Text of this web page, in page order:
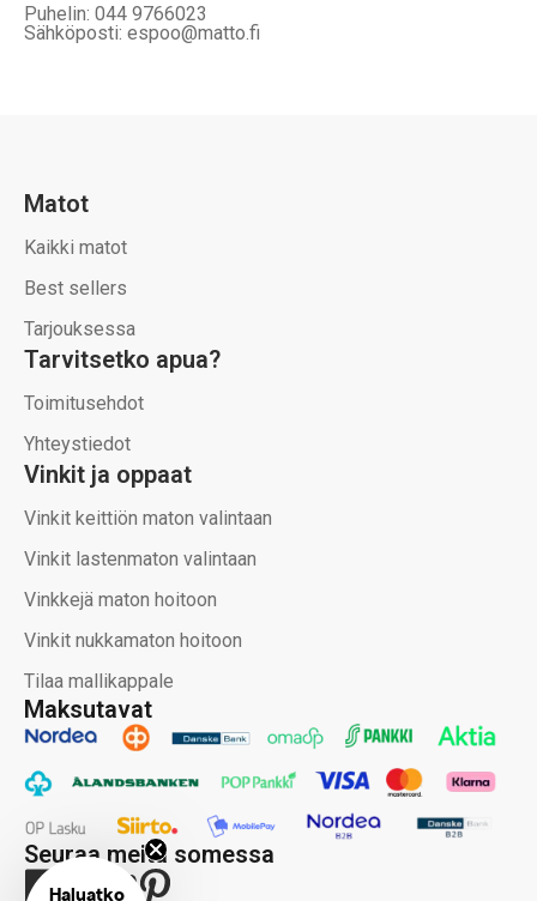
Puhelin: 044 9766023
Sähköposti: espoo@matto.fi
Maksutavat
Seuraa meitä somessa
Matot
Kaikki matot
Best sellers
Tarjouksessa
Tarvitsetko apua?
Toimitusehdot
Yhteystiedot
Vinkit ja oppaat
Vinkit keittiön maton valintaan
Vinkit lastenmaton valintaan
Vinkkejä maton hoitoon
Vinkit nukkamaton hoitoon
Tilaa mallikappale
Haluatko